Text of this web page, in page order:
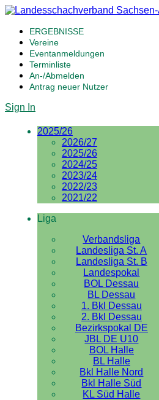
ERGEBNISSE
Vereine
Eventanmeldungen
Terminliste
An-/Abmelden
Antrag neuer Nutzer
Sign In
2025/26
2026/27
2025/26
2024/25
2023/24
2022/23
2021/22
Liga
Verbandsliga
Landesliga St. A
Landesliga St. B
Landespokal
BOL Dessau
BL Dessau
1. Bkl Dessau
2. Bkl Dessau
Bezirkspokal DE
JBL DE U10
BOL Halle
BL Halle
Bkl Halle Nord
Bkl Halle Süd
KL Süd Halle